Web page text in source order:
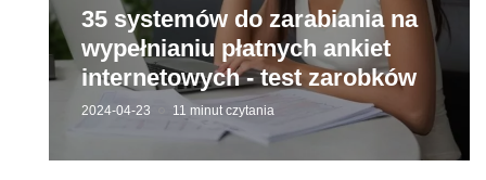
35 systemów do zarabiania na
wypełnianiu płatnych ankiet
internetowych - test zarobków
2024-04-23 11 minut czytania